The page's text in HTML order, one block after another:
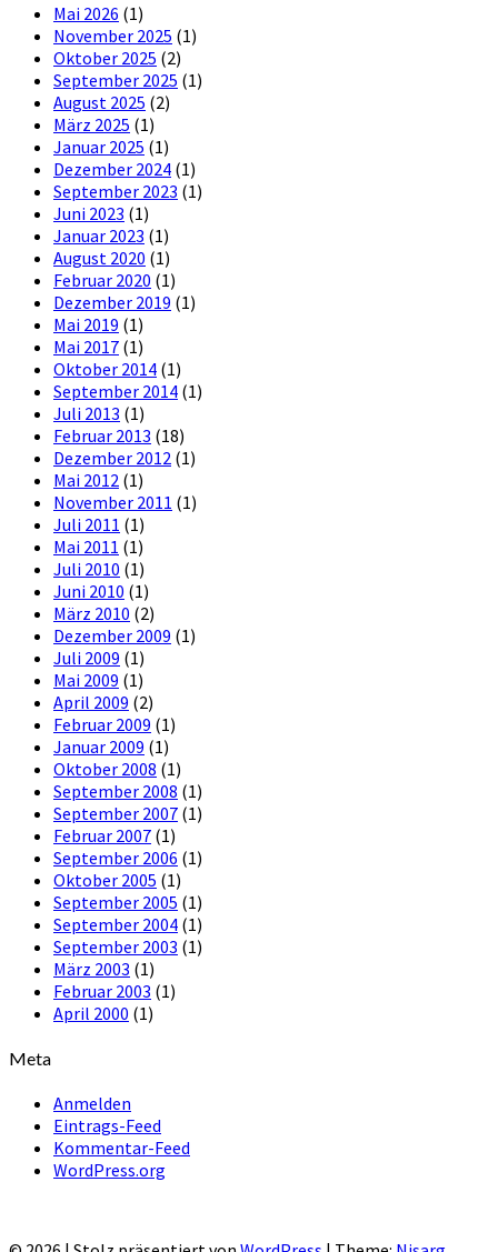
Mai 2026 (1)
November 2025 (1)
Oktober 2025 (2)
September 2025 (1)
August 2025 (2)
März 2025 (1)
Januar 2025 (1)
Dezember 2024 (1)
September 2023 (1)
Juni 2023 (1)
Januar 2023 (1)
August 2020 (1)
Februar 2020 (1)
Dezember 2019 (1)
Mai 2019 (1)
Mai 2017 (1)
Oktober 2014 (1)
September 2014 (1)
Juli 2013 (1)
Februar 2013 (18)
Dezember 2012 (1)
Mai 2012 (1)
November 2011 (1)
Juli 2011 (1)
Mai 2011 (1)
Juli 2010 (1)
Juni 2010 (1)
März 2010 (2)
Dezember 2009 (1)
Juli 2009 (1)
Mai 2009 (1)
April 2009 (2)
Februar 2009 (1)
Januar 2009 (1)
Oktober 2008 (1)
September 2008 (1)
September 2007 (1)
Februar 2007 (1)
September 2006 (1)
Oktober 2005 (1)
September 2005 (1)
September 2004 (1)
September 2003 (1)
März 2003 (1)
Februar 2003 (1)
April 2000 (1)
Meta
Anmelden
Eintrags-Feed
Kommentar-Feed
WordPress.org